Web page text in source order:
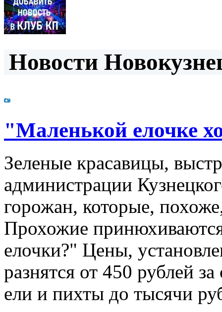
Новости
"Маленькой елочке
Зеленые красавицы,
администрации
горожан, которые,
Прохожие
елочки?" Цены,
разнятся от 450 рублей
ели и пихты до тысячи